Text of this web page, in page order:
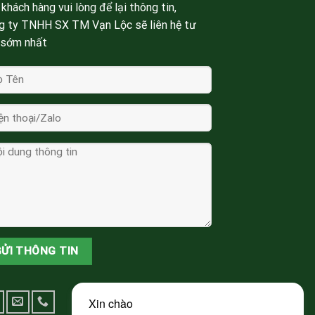
khách hàng vui lòng để lại thông tin,
ty TNHH SX TM Vạn Lộc sẽ liên hệ tư
nhất